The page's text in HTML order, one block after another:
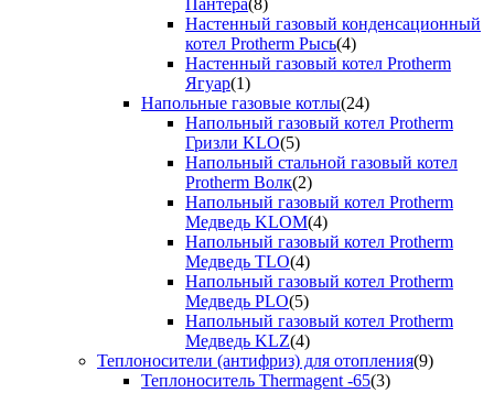
Пантера(8)
Настенный газовый конденсационный
котел Protherm Рысь(4)
Настенный газовый котел Protherm
Ягуар(1)
Напольные газовые котлы(24)
Напольный газовый котел Protherm
Гризли KLO(5)
Напольный стальной газовый котел
Protherm Волк(2)
Напольный газовый котел Protherm
Медведь KLOM(4)
Напольный газовый котел Protherm
Медведь TLO(4)
Напольный газовый котел Protherm
Медведь PLO(5)
Напольный газовый котел Protherm
Медведь KLZ(4)
Теплоносители (антифриз) для отопления(9)
Теплоноситель Thermagent -65(3)